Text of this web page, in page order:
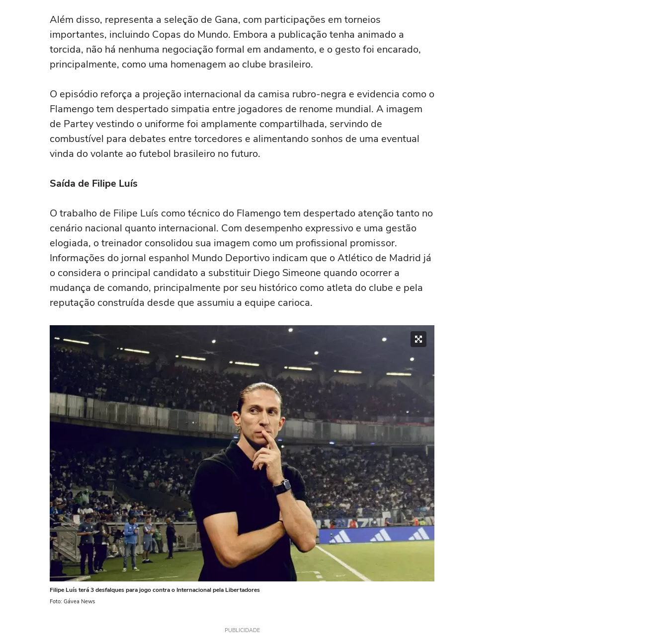
Além disso, representa a seleção de Gana, com participações em torneios
importantes, incluindo Copas do Mundo. Embora a publicação tenha animado a
torcida, não há nenhuma negociação formal em andamento, e o gesto foi encarado,
principalmente, como uma homenagem ao clube brasileiro.
O episódio reforça a projeção internacional da camisa rubro-negra e evidencia como o
Flamengo tem despertado simpatia entre jogadores de renome mundial. A imagem
de Partey vestindo o uniforme foi amplamente compartilhada, servindo de
combustível para debates entre torcedores e alimentando sonhos de uma eventual
vinda do volante ao futebol brasileiro no futuro.
Saída de Filipe Luís
O trabalho de Filipe Luís como técnico do Flamengo tem despertado atenção tanto no
cenário nacional quanto internacional. Com desempenho expressivo e uma gestão
elogiada, o treinador consolidou sua imagem como um profissional promissor.
Informações do jornal espanhol Mundo Deportivo indicam que o Atlético de Madrid já
o considera o principal candidato a substituir Diego Simeone quando ocorrer a
mudança de comando, principalmente por seu histórico como atleta do clube e pela
reputação construída desde que assumiu a equipe carioca.
Filipe Luís terá 3 desfalques para jogo contra o Internacional pela Libertadores
Foto: Gávea News
PUBLICIDADE